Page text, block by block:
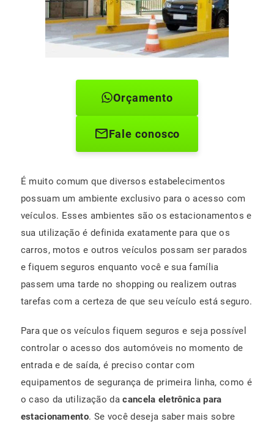
Orçamento
Fale conosco
É muito comum que diversos estabelecimentos
possuam um ambiente exclusivo para o acesso com
veículos. Esses ambientes são os estacionamentos e
sua utilização é definida exatamente para que os
carros, motos e outros veículos possam ser parados
e fiquem seguros enquanto você e sua família
passem uma tarde no shopping ou realizem outras
tarefas com a certeza de que seu veículo está seguro.
Para que os veículos fiquem seguros e seja possível
controlar o acesso dos automóveis no momento de
entrada e de saída, é preciso contar com
equipamentos de segurança de primeira linha, como é
o caso da utilização dacancela eletrônica para
estacionamento. Se você deseja saber mais sobre